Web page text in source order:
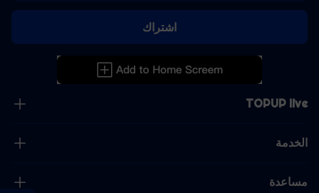
TOPUP live
الخدمة
مساعدة
اشتراك